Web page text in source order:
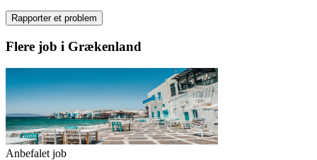
Rapporter et problem
Flere job i Grækenland
Anbefalet job